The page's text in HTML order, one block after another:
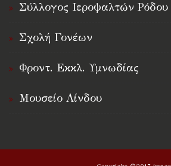
Σύλλογος Ιεροψαλτών Ρόδου
Σχολή Γονέων
Φροντ. Εκκλ. Υμνωδίας
Μουσείο Λίνδου